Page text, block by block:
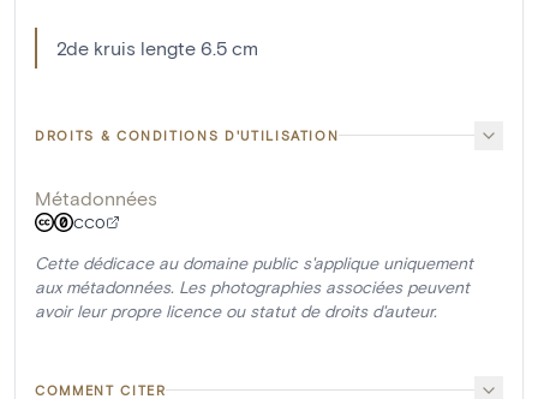
2de kruis lengte 6.5 cm
DROITS & CONDITIONS D'UTILISATION
Métadonnées
CC0
Cette dédicace au domaine public s'applique uniquement
aux métadonnées. Les photographies associées peuvent
avoir leur propre licence ou statut de droits d'auteur.
COMMENT CITER